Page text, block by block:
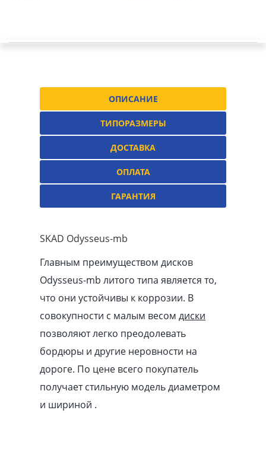
ОПИСАНИЕ
ТИПОРАЗМЕРЫ
ДОСТАВКА
ОПЛАТА
ГАРАНТИЯ
SKAD Odysseus-mb
Главным преимуществом дисков
Odysseus-mb литого типа является то,
что они устойчивы к коррозии. В
совокупности с малым весом диски
позволяют легко преодолевать
бордюры и другие неровности на
дороге. По цене всего покупатель
получает стильную модель диаметром
и шириной .